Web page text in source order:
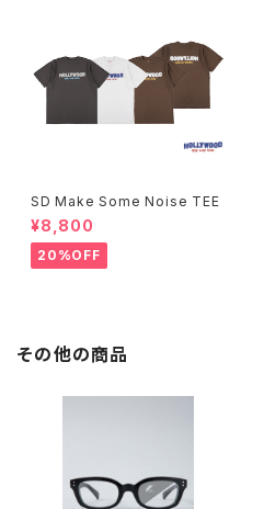
SD Make Some Noise TEE
¥8,800
20%OFF
その他の商品